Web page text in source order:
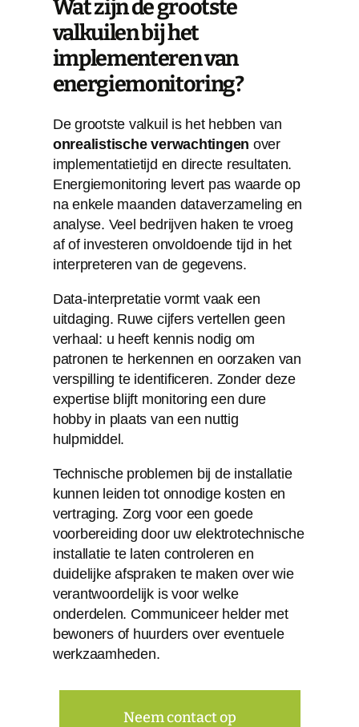
Wat zijn de grootste
valkuilen bij het
implementeren van
energiemonitoring?
De grootste valkuil is het hebben van
onrealistische verwachtingen over
implementatietijd en directe resultaten.
Energiemonitoring levert pas waarde op
na enkele maanden dataverzameling en
analyse. Veel bedrijven haken te vroeg
af of investeren onvoldoende tijd in het
interpreteren van de gegevens.
Data-interpretatie vormt vaak een
uitdaging. Ruwe cijfers vertellen geen
verhaal: u heeft kennis nodig om
patronen te herkennen en oorzaken van
verspilling te identificeren. Zonder deze
expertise blijft monitoring een dure
hobby in plaats van een nuttig
hulpmiddel.
Technische problemen bij de installatie
kunnen leiden tot onnodige kosten en
vertraging. Zorg voor een goede
voorbereiding door uw elektrotechnische
installatie te laten controleren en
duidelijke afspraken te maken over wie
verantwoordelijk is voor welke
onderdelen. Communiceer helder met
bewoners of huurders over eventuele
werkzaamheden.
Neem contact op